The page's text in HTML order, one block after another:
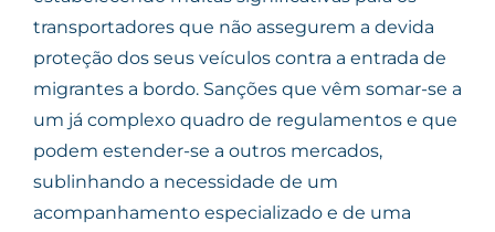
transportadores que não assegurem a devida
proteção dos seus veículos contra a entrada de
migrantes a bordo. Sanções que vêm somar-se a
um já complexo quadro de regulamentos e que
podem estender-se a outros mercados,
sublinhando a necessidade de um
acompanhamento especializado e de uma